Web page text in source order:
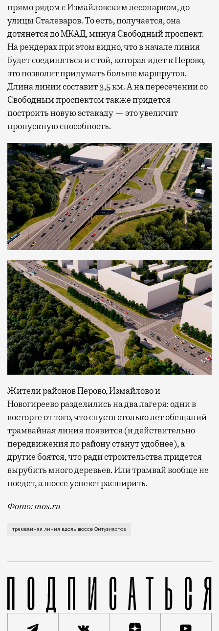
прямо рядом с Измайловским лесопарком, до
улицы Сталеваров. То есть, получается, она
дотянется до МКАД, минуя Свободный проспект.
На рендерах при этом видно, что в начале линия
будет соединяться и с той, которая идет к Перово,
это позволит придумать больше маршрутов.
Длина линии составит 3,5 км. А на пересечении со
Свободным проспектом также придется
построить новую эстакаду — это увеличит
пропускную способность.
Жители районов Перово, Измайлово и
Новогиреево разделились на два лагеря: одни в
восторге от того, что спустя столько лет обещаний
трамвайная линия появится (и действительно
передвижения по району станут удобнее), а
другие боятся, что ради строительства придется
вырубить много деревьев. Или трамвай вообще не
поедет, а шоссе успеют расширить.
Фото: mos.ru
Трамвай здесь обещают пустить давно, но до
трамвайная линия вдоль шоссе Энтузиастов